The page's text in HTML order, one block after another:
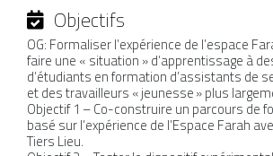
Objectifs
OG: Formaliser l’expérience de l’espace
faire une « situation » d’apprentissage à
d’étudiants en formation d’assistants de
et des travailleurs « jeunesse » plus
Objectif 1 – Co-construire un parcours de
basé sur l’expérience de l’Espace Farah
Tiers Lieu.